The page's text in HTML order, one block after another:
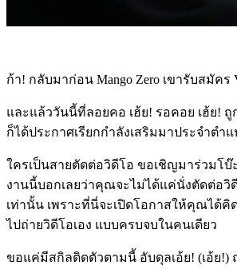
ก้า! กลับมาก่อน Mango Zero เขารับสมัคร
และแล้ววันนี้ที่ลอยคอ เฮ้ย! รอคอย เฮ้ย! ถู
ก็ได้ประกาศเรียกกำลังเสริมมาประจำตำแ
ใครเป็นสายตัดต่อวิดีโอ ขอเชิญมาร่วมโบ๊
งานนี้บอกเลยว่าคุณจะไม่ได้แค่นั่งตัดต่อวิ
เท่านั้น เพราะที่นี่จะเปิดโอกาสให้คุณได้
ไปถ่ายวิดีโอเอง แบบครบจบในคนเดียว
ขอแค่มีสกิลติดตัวตามนี้ อับดุลเอ้ย! (เอ้ย!)